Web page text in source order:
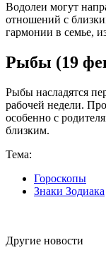
Водолеи могут
отношений с
гармонии в семье,
Рыбы (19
Рыбы насладятся
рабочей недели.
особенно с
близким.
Тема:
Гороскопы
Знаки Зодиака
Другие новости